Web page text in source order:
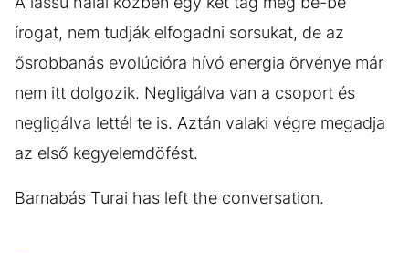
írogat, nem tudják elfogadni sorsukat, de az
ősrobbanás evolúcióra hívó energia örvénye már
nem itt dolgozik. Negligálva van a csoport és
negligálva lettél te is. Aztán valaki végre megadja
az első kegyelemdöfést.
Barnabás Turai has left the conversation.